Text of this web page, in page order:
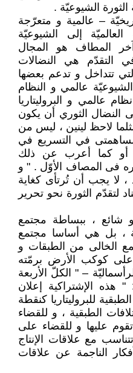
الثورة الشيوعيّة .
– عالمية و متعرّجة
إلى الشيوعيّة
المطاف هو المجال
التقدّم هي النضالات
تتداخل و تدعم بعضها
عالمي و النظام
عالمي و البروليتاريا
النضال الثوري أن يكون
لاحظ لينين ، ليس من
في التسريع في
. أو كما أعرب عن ذلك
فى المصاف الأوّل . " و
، لا يجب أن تُرتأى كغاية
لتقدّم الثورة نحو تحرير
شائع ، ببساطة مجتمع
، بل هي أساسا مجتمع
الخالى من الطبقات و
على كوكب الأرض برمّته
– " الكلّ الأربعة
الإشتراكية إعلان
للبروليتاريا كنقطة
الطبقية ، و للقضاء
عليها و للقضاء على
مع علاقات الإنتاج
الناجمة عن علاقات